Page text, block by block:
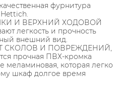
фурнитура
И ВЕРХНИЙ ХОДОВОЙ
легкость и прочность
внешний вид.
СКОЛОВ И ПОВРЕЖДЕНИЙ,
прочная ПВХ-кромка
меламиновая, которая легко
шкаф долгое время